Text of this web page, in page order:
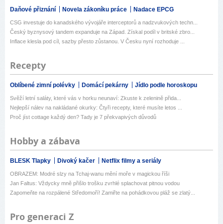
Daňové přiznání Novela zákoníku práce Nadace EPCG
CSG investuje do kanadského vývojáře interceptorů a nadzvukových techn...
Český byznysový tandem expanduje na Západ. Získal podíl v britské zbro...
Inflace klesla pod cíl, sazby přesto zůstanou. V Česku nyní rozhoduje ...
Recepty
Oblíbené zimní polévky Domácí pekárny Jídlo podle horoskopu
Svěží letní saláty, které vás v horku neunaví: Zkuste k zelenině přida...
Nejlepší nálev na nakládané okurky: Čtyři recepty, které musíte letos ...
Proč jíst cottage každý den? Tady je 7 překvapivých důvodů
Hobby a zábava
BLESK Tlapky Divoký kačer Netflix filmy a seriály
OBRAZEM: Modré slzy na Tchaj-wanu mění moře v magickou říši
Jan Faltus: Vždycky mně přišlo trošku zvrhlé splachovat pitnou vodou
Zapomeňte na rozpálené Středomoří! Zamiřte na pohádkovou pláž se zlatý...
Pro generaci Z